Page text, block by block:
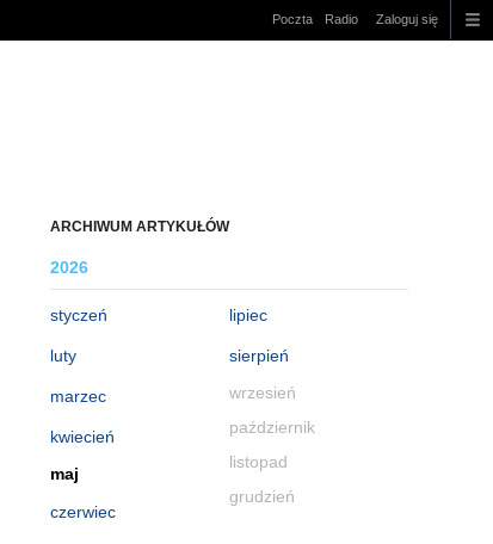
Poczta Radio Zaloguj się
ARCHIWUM ARTYKUŁÓW
2026
styczeń
luty
marzec
kwiecień
maj
czerwiec
lipiec
sierpień
wrzesień
październik
listopad
grudzień